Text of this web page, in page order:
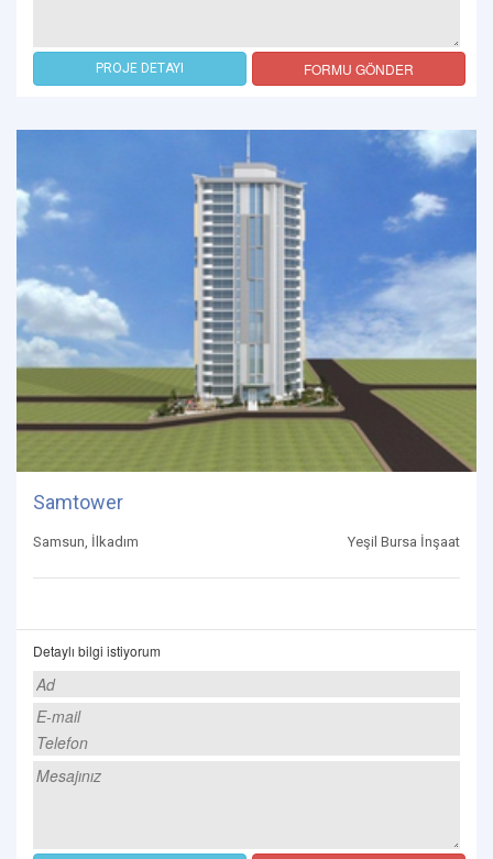
PROJE DETAYI FORMU GÖNDER
Samtower
Samsun, İlkadım Yeşil Bursa İnşaat
Detaylı bilgi istiyorum